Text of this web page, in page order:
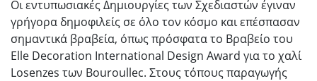
Οι εντυπωσιακές Δημιουργίες των Σχεδιαστών έγιναν
γρήγορα δημοφιλείς σε όλο τον κόσμο και επέσπασαν
σημαντικά βραβεία, όπως πρόσφατα το Βραβείο του
Elle Decoration Ιnternational Design Award για το χαλί
Losenzes των Bouroullec. Στους τόπους παραγωγής